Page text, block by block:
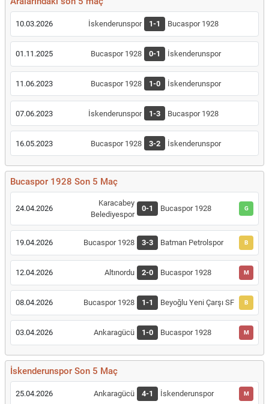
10.03.2026 İskenderunspor 1-1 Bucaspor 1928
01.11.2025 Bucaspor 1928 0-1 İskenderunspor
11.06.2023 Bucaspor 1928 1-0 İskenderunspor
07.06.2023 İskenderunspor 1-3 Bucaspor 1928
16.05.2023 Bucaspor 1928 3-2 İskenderunspor
Bucaspor 1928 Son 5 Maç
24.04.2026
Karacabey
Belediyespor
0-1 Bucaspor 1928 G
19.04.2026 Bucaspor 1928 3-3 Batman Petrolspor B
12.04.2026 Altınordu 2-0 Bucaspor 1928 M
08.04.2026 Bucaspor 1928 1-1 Beyoğlu Yeni Çarşı SF B
03.04.2026 Ankaragücü 1-0 Bucaspor 1928 M
İskenderunspor Son 5 Maç
25.04.2026 Ankaragücü 4-1 İskenderunspor M